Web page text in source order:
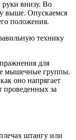
внизу. Во
выше. Опускаемся
положения.
технику
для
мышечные группы.
оно напрягает
проведенных за
штангу или